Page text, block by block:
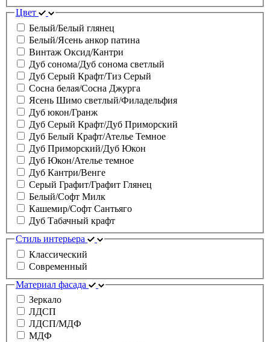
Цвет
Белый/Белый глянец
Белый/Ясень анкор патина
Винтаж Оксид/Кантри
Дуб сонома/Дуб сонома светлый
Дуб Серый Крафт/Тиз Серый
Сосна белая/Сосна Джурга
Ясень Шимо светлый/Филадельфия
Дуб юкон/Гранж
Дуб Серый Крафт/Дуб Приморский
Дуб Белый Крафт/Ателье Темное
Дуб Приморский/Дуб Юкон
Дуб Юкон/Ателье темное
Дуб Кантри/Венге
Серый Графит/Графит Глянец
Белый/Софт Милк
Кашемир/Софт Сантьяго
Дуб Табачный крафт
Стиль интерьера
Классический
Современный
Материал фасада
Зеркало
ЛДСП
ЛДСП/МДФ
МДФ